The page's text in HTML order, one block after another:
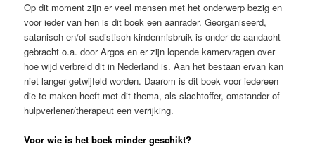
Op dit moment zijn er veel mensen met het onderwerp bezig en
voor ieder van hen is dit boek een aanrader. Georganiseerd,
satanisch en/of sadistisch kindermisbruik is onder de aandacht
gebracht o.a. door Argos en er zijn lopende kamervragen over
hoe wijd verbreid dit in Nederland is. Aan het bestaan ervan kan
niet langer getwijfeld worden. Daarom is dit boek voor iedereen
die te maken heeft met dit thema, als slachtoffer, omstander of
hulpverlener/therapeut een verrijking.
Voor wie is het boek minder geschikt?